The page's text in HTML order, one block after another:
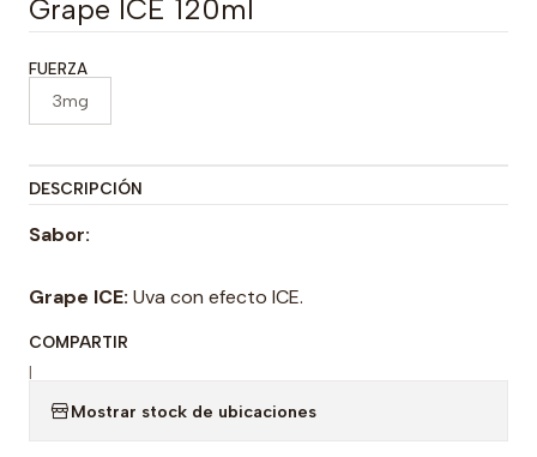
Grape ICE 120ml
FUERZA
3mg
DESCRIPCIÓN
Sabor:
Grape ICE: Uva con efecto ICE.
COMPARTIR
|
Mostrar stock de ubicaciones